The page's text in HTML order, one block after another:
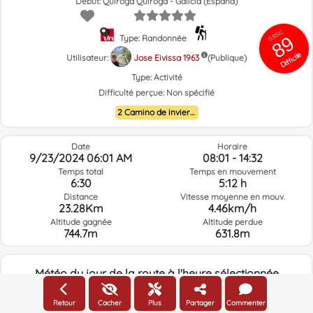
GRSIC
89
Difficile
Type: Randonnée
Utilisateur:
Jose Eivissa 1963
(Publique)
Type: Activité
Difficulté perçue: Non spécifié
2 Camino de invierno
Date
9/23/2024 06:01 AM
Temps total
6:30
Distance
23.28Km
Altitude gagnée
744.7m
Horaire
08:01 - 14:32
Temps en mouvement
5:12 h
Vitesse moyenne en mouv.
4.46km/h
Altitude perdue
631.8m
Météo du jour de la route à l'heure sélectionnée
06:00
Retour Cacher Plus Partager Commenter